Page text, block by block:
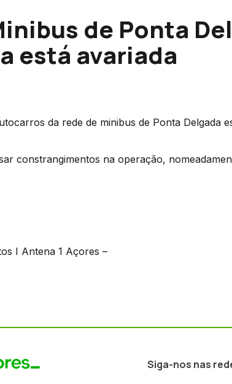
de Ponta
está avariada
da rede de minibus de Ponta Delgada
constrangimentos na operação,
I Antena 1 Açores –
Siga-nos nas